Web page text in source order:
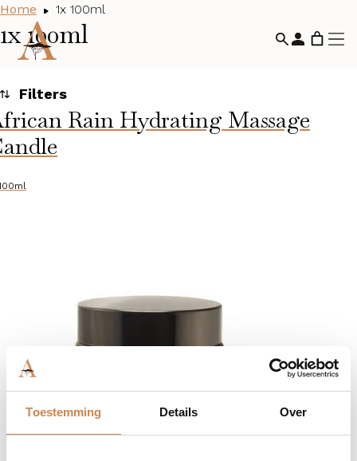
Toestemming Details Over
Home 1x 100ml
1x 100ml
Toegepaste filters
Rain Hydrating Massage